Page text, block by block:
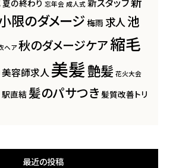
夏の終わり 忘年会 成人式
限のダメージ梅雨 求人 池
ヘア 秋のダメージケア縮毛
美容師求人美髪艶髪 花火大会
駅直結 髪のパサつき 髪質改善トリ
最近の投稿